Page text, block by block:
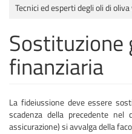
Tecnici ed esperti degli oli di
Sostituzione
finanziaria
La fideiussione deve essere
scadenza della precedente
assicurazione) si avvalga della